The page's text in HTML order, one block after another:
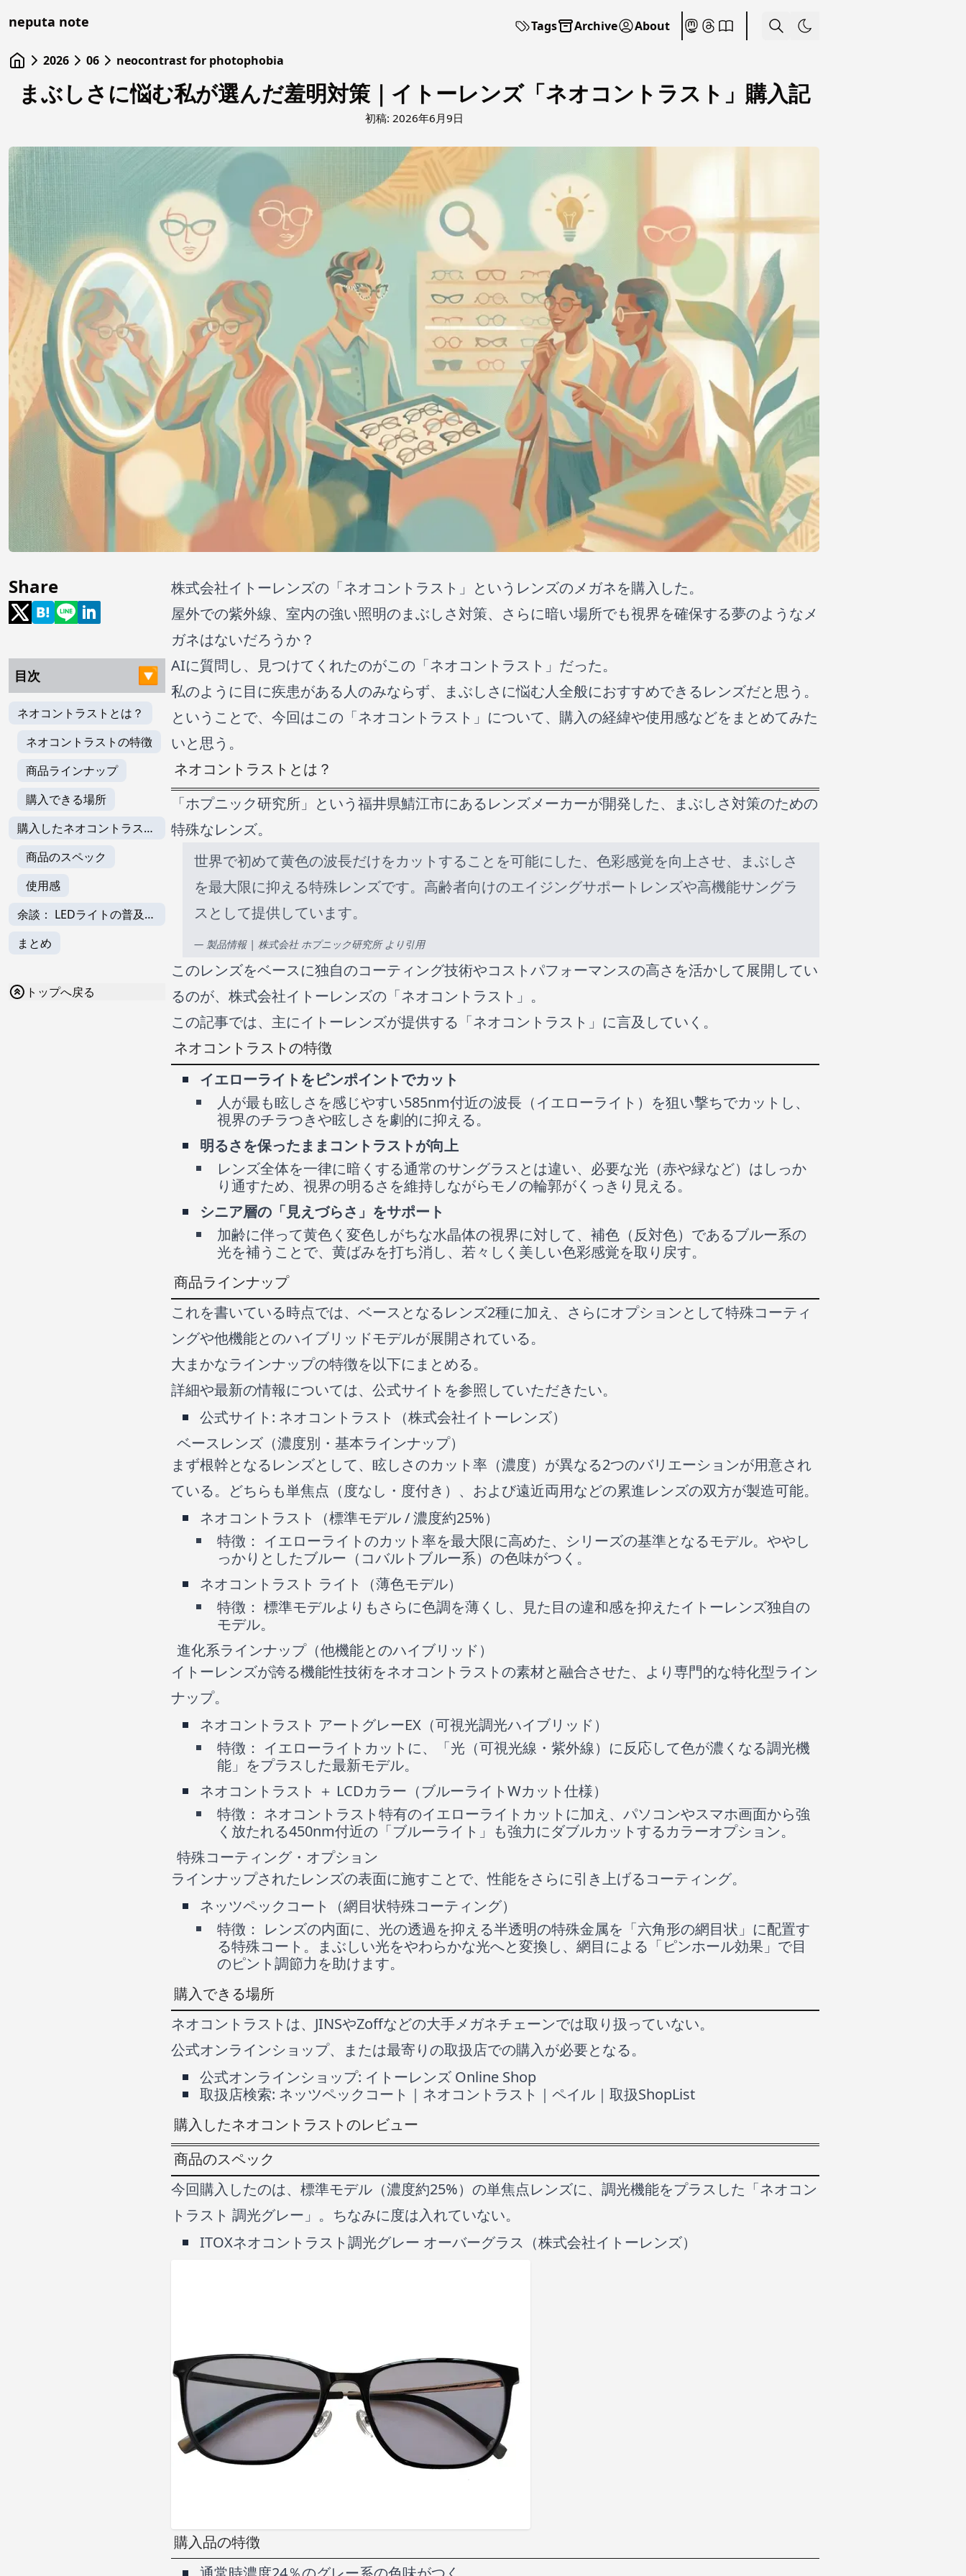
neputa note Tags Archive About
2026 06 neocontrast for photophobia
まぶしさに悩む私が選んだ羞明対策｜イトーレンズ「ネオコントラスト」購入記
初稿: 2026年6月9日
Share
目次
ネオコントラストとは？
ネオコントラストの特徴
商品ラインナップ
購入できる場所
購入したネオコントラスト
商品のスペック
使用感
余談： LEDライトの普及に
まとめ
トップへ戻る
株式会社イトーレンズの「ネオコントラスト」というレンズのメガネを購入した。
屋外での紫外線、室内の強い照明のまぶしさ対策、さらに暗い場所でも視界を確保する夢のようなメ
ガネはないだろうか？
AIに質問し、見つけてくれたのがこの「ネオコントラスト」だった。
私のように目に疾患がある人のみならず、まぶしさに悩む人全般におすすめできるレンズだと思う。
ということで、今回はこの「ネオコントラスト」について、購入の経緯や使用感などをまとめてみた
いと思う。
ネオコントラストとは？
「ホプニック研究所」という福井県鯖江市にあるレンズメーカーが開発した、まぶしさ対策のための
特殊なレンズ。
世界で初めて黄色の波長だけをカットすることを可能にした、色彩感覚を向上させ、まぶしさ
を最大限に抑える特殊レンズです。高齢者向けのエイジングサポートレンズや高機能サングラ
スとして提供しています。
— 製品情報 | 株式会社 ホプニック研究所より引用
このレンズをベースに独自のコーティング技術やコストパフォーマンスの高さを活かして展開してい
るのが、株式会社イトーレンズの「ネオコントラスト」。
この記事では、主にイトーレンズが提供する「ネオコントラスト」に言及していく。
ネオコントラストの特徴
イエローライトをピンポイントでカット
人が最も眩しさを感じやすい585nm付近の波長（イエローライト）を狙い撃ちでカットし、
視界のチラつきや眩しさを劇的に抑える。
明るさを保ったままコントラストが向上
レンズ全体を一律に暗くする通常のサングラスとは違い、必要な光（赤や緑など）はしっか
り通すため、視界の明るさを維持しながらモノの輪郭がくっきり見える。
シニア層の「見えづらさ」をサポート
加齢に伴って黄色く変色しがちな水晶体の視界に対して、補色（反対色）であるブルー系の
光を補うことで、黄ばみを打ち消し、若々しく美しい色彩感覚を取り戻す。
商品ラインナップ
これを書いている時点では、ベースとなるレンズ2種に加え、さらにオプションとして特殊コーティ
ングや他機能とのハイブリッドモデルが展開されている。
大まかなラインナップの特徴を以下にまとめる。
詳細や最新の情報については、公式サイトを参照していただきたい。
公式サイト: ネオコントラスト（株式会社イトーレンズ）
ベースレンズ（濃度別・基本ラインナップ）
まず根幹となるレンズとして、眩しさのカット率（濃度）が異なる2つのバリエーションが用意され
ている。どちらも単焦点（度なし・度付き）、および遠近両用などの累進レンズの双方が製造可能。
ネオコントラスト（標準モデル / 濃度約25%）
特徴： イエローライトのカット率を最大限に高めた、シリーズの基準となるモデル。ややし
っかりとしたブルー（コバルトブルー系）の色味がつく。
ネオコントラスト ライト（薄色モデル）
特徴： 標準モデルよりもさらに色調を薄くし、見た目の違和感を抑えたイトーレンズ独自の
モデル。
進化系ラインナップ（他機能とのハイブリッド）
イトーレンズが誇る機能性技術をネオコントラストの素材と融合させた、より専門的な特化型ライン
ナップ。
ネオコントラスト アートグレーEX（可視光調光ハイブリッド）
特徴： イエローライトカットに、「光（可視光線・紫外線）に反応して色が濃くなる調光機
能」をプラスした最新モデル。
ネオコントラスト ＋ LCDカラー（ブルーライトWカット仕様）
特徴： ネオコントラスト特有のイエローライトカットに加え、パソコンやスマホ画面から強
く放たれる450nm付近の「ブルーライト」も強力にダブルカットするカラーオプション。
特殊コーティング・オプション
ラインナップされたレンズの表面に施すことで、性能をさらに引き上げるコーティング。
ネッツペックコート（網目状特殊コーティング）
特徴： レンズの内面に、光の透過を抑える半透明の特殊金属を「六角形の網目状」に配置す
る特殊コート。まぶしい光をやわらかな光へと変換し、網目による「ピンホール効果」で目
のピント調節力を助けます。
購入できる場所
ネオコントラストは、JINSやZoffなどの大手メガネチェーンでは取り扱っていない。
公式オンラインショップ、または最寄りの取扱店での購入が必要となる。
公式オンラインショップ: イトーレンズ Online Shop
取扱店検索: ネッツペックコート｜ネオコントラスト｜ペイル｜取扱ShopList
購入したネオコントラストのレビュー
商品のスペック
今回購入したのは、標準モデル（濃度約25%）の単焦点レンズに、調光機能をプラスした「ネオコン
トラスト 調光グレー」。ちなみに度は入れていない。
ITOXネオコントラスト調光グレー オーバーグラス（株式会社イトーレンズ）
購入品の特徴